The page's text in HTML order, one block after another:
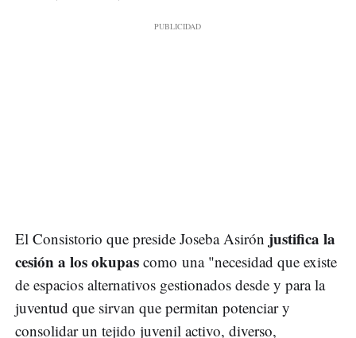
El Consistorio que preside Joseba Asirón justifica la
cesión a los okupas como una "necesidad que existe
de espacios alternativos gestionados desde y para la
juventud que sirvan que permitan potenciar y
consolidar un tejido juvenil activo, diverso,